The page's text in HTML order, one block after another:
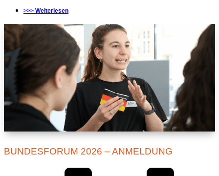
>>> Weiterlesen
BUNDESFORUM 2026 – ANMELDUNG